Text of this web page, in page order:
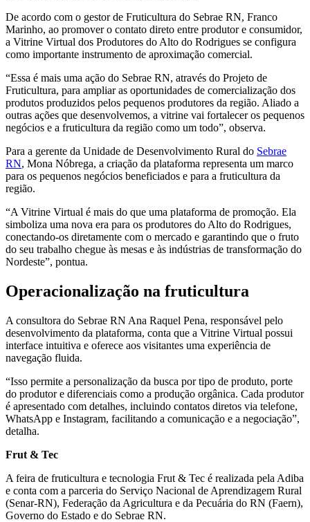
De acordo com o gestor de Fruticultura do Sebrae RN, Franco
Marinho, ao promover o contato direto entre produtor e consumidor,
a Vitrine Virtual dos Produtores do Alto do Rodrigues se configura
como importante instrumento de aproximação comercial.
“Essa é mais uma ação do Sebrae RN, através do Projeto de
Fruticultura, para ampliar as oportunidades de comercialização dos
produtos produzidos pelos pequenos produtores da região. Aliado a
outras ações que desenvolvemos, a vitrine vai fortalecer os pequenos
negócios e a fruticultura da região como um todo”, observa.
Para a gerente da Unidade de Desenvolvimento Rural do Sebrae
RN, Mona Nóbrega, a criação da plataforma representa um marco
para os pequenos negócios beneficiados e para a fruticultura da
região.
“A Vitrine Virtual é mais do que uma plataforma de promoção. Ela
simboliza uma nova era para os produtores do Alto do Rodrigues,
conectando-os diretamente com o mercado e garantindo que o fruto
do seu trabalho chegue às mesas e às indústrias de transformação do
Nordeste”, pontua.
Operacionalização na fruticultura
A consultora do Sebrae RN Ana Raquel Pena, responsável pelo
desenvolvimento da plataforma, conta que a Vitrine Virtual possui
interface intuitiva e oferece aos visitantes uma experiência de
navegação fluida.
“Isso permite a personalização da busca por tipo de produto, porte
do produtor e diferenciais como a produção orgânica. Cada produtor
é apresentado com detalhes, incluindo contatos diretos via telefone,
WhatsApp e Instagram, facilitando a comunicação e a negociação”,
detalha.
Frut & Tec
A feira de fruticultura e tecnologia Frut & Tec é realizada pela Adiba
e conta com a parceria do Serviço Nacional de Aprendizagem Rural
(Senar-RN), Federação da Agricultura e da Pecuária do RN (Faern),
Governo do Estado e do Sebrae RN.